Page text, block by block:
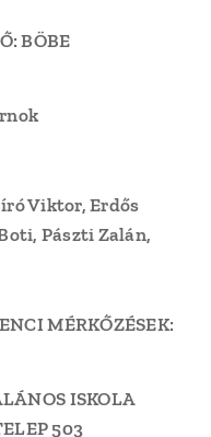
BÖBE
Viktor, Erdős
Pászti Zalán,
MÉRKŐZÉSEK:
ISKOLA
503